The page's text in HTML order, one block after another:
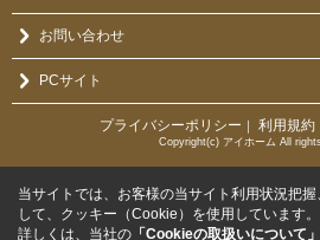
お問い合わせ
PCサイト
プライバシーポリシー ｜ 利用規約
Copyright(c) アイホーム All
当サイトでは、お客様の当サイト利用状況把
して、クッキー（Cookie）を使用しています。
詳しくは、当社の 「Cookieの取扱いについて」